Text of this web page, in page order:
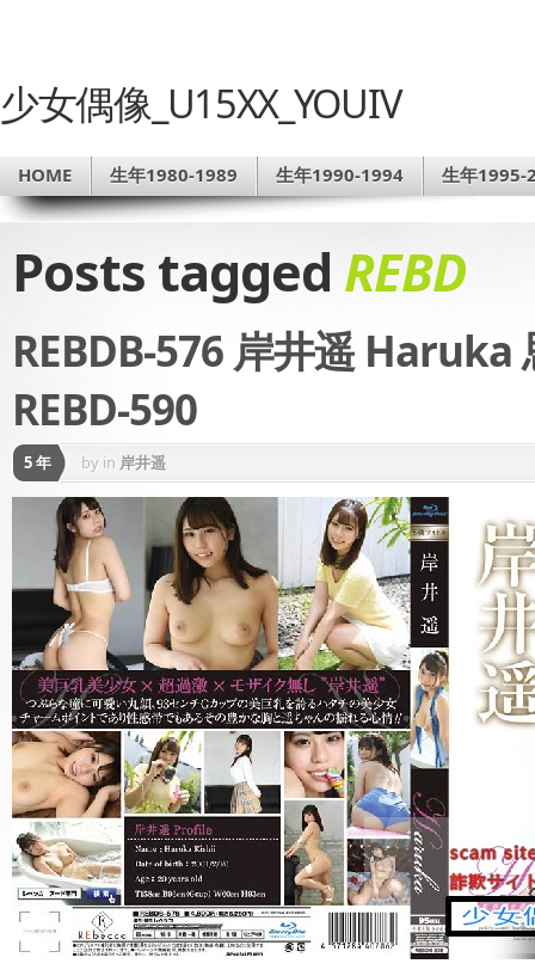
少女偶像_U15XX_YOUIV
HOME 生年1980-1989 生年1990-1994 生年1995-
Posts tagged REBD
REBDB-576 岸井遥
REBD-590
5 年 by in 岸井遥